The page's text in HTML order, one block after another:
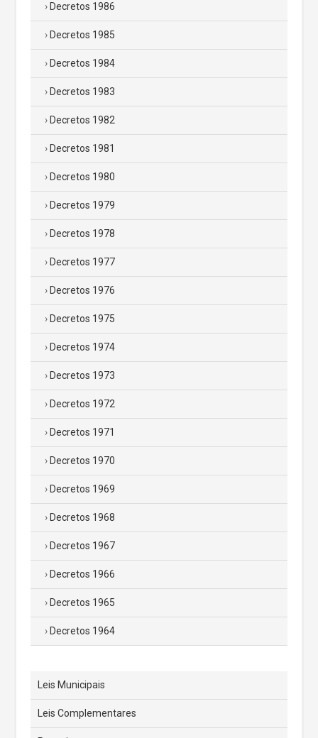
Decretos 1986
Decretos 1985
Decretos 1984
Decretos 1983
Decretos 1982
Decretos 1981
Decretos 1980
Decretos 1979
Decretos 1978
Decretos 1977
Decretos 1976
Decretos 1975
Decretos 1974
Decretos 1973
Decretos 1972
Decretos 1971
Decretos 1970
Decretos 1969
Decretos 1968
Decretos 1967
Decretos 1966
Decretos 1965
Decretos 1964
Leis Municipais
Leis Complementares